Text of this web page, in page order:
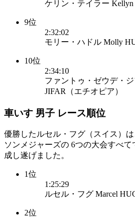
ケリン・テイラー Kellyn
9位
2:32:02
モリー・ハドル Molly
10位
2:34:10
ファントゥ・ゼウデ・ジ
JIFAR（エチオピア）
車いす 男子 レース順位
優勝したルセル・フグ（スイス）
ソンメジャーズの 6つの大会すべ
成し遂げました。
1位
1:25:29
ルセル・フグ Marcel
2位